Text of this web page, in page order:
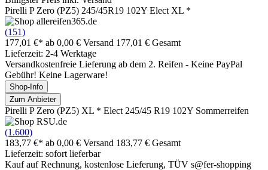
Pirelli P Zero (PZ5) 245/45R19 102Y Elect XL *
(151)
177,01 €* ab 0,00 € Versand 177,01 € Gesamt
Lieferzeit: 2-4 Werktage
Versandkostenfreie Lieferung ab dem 2. Reifen - Keine PayPal
Gebühr! Keine Lagerware!
Shop-Info
Zum Anbieter
Pirelli P Zero (PZ5) XL * Elect 245/45 R19 102Y Sommerreifen
(1.600)
183,77 €* ab 0,00 € Versand 183,77 € Gesamt
Lieferzeit: sofort lieferbar
Kauf auf Rechnung, kostenlose Lieferung, TÜV s@fer-shopping